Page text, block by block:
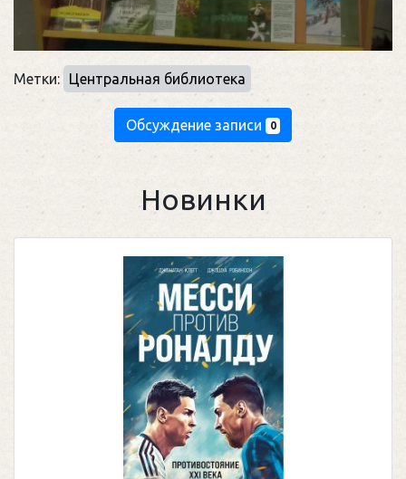
Метки: Центральная библиотека
Обсуждение записи 0
Новинки